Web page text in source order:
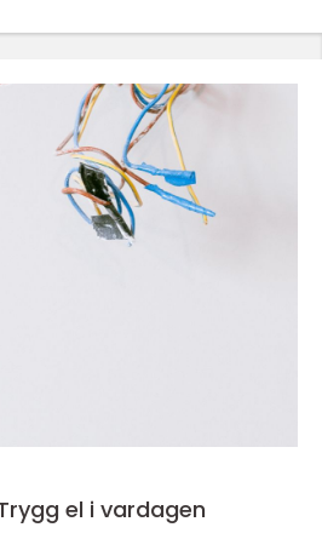
el i vardagen